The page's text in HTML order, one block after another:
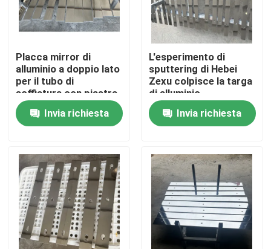
Casa
Prodotti
Video
Manifestazione di VR
Circa noi
Giro della fabbrica
Placca mirror di
alluminio a doppio lato
per il tubo di
soffiatura con piastra
mirante di alluminio
puro Invia richiesta
L'esperimento di
sputtering di Hebei
Zexu colpisce la targa
di alluminio
Invia richiesta